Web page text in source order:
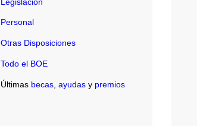
Personal
Otras Disposiciones
Todo el BOE
Últimas becas, ayudasy premios